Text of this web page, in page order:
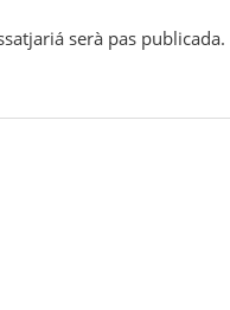
serà pas publicada.